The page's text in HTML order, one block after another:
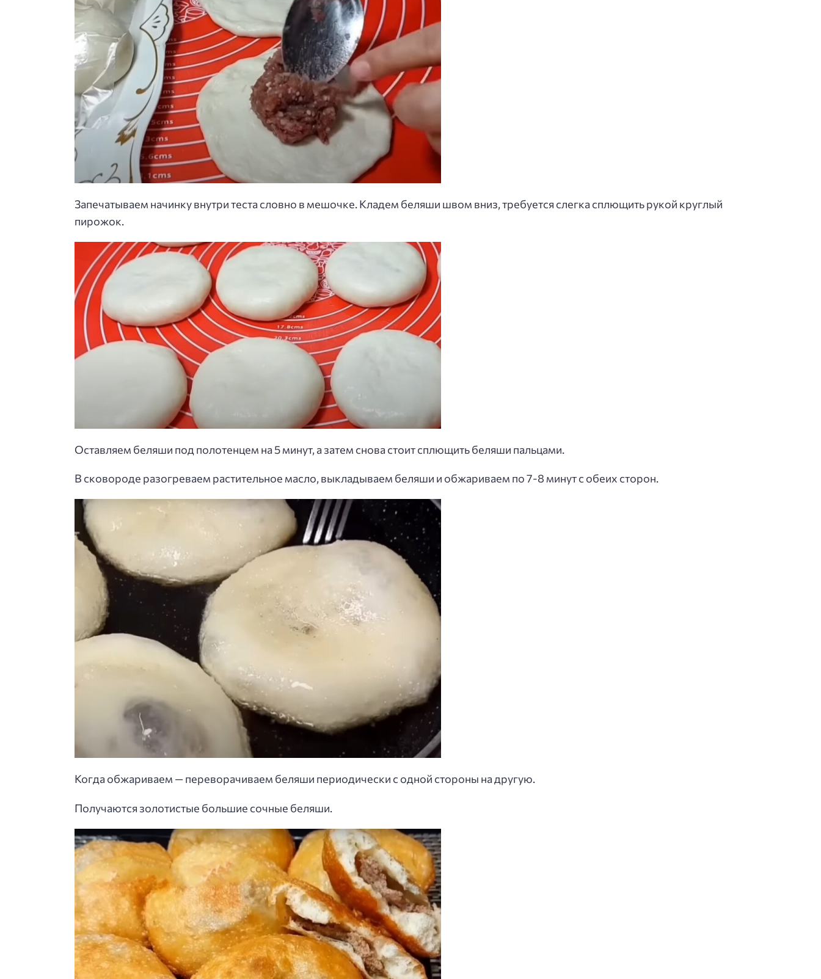
Запечатываем начинку внутри теста словно в мешочке. Кладем беляши швом вниз, требуется слегка сплющить рукой круглый
пирожок.
Оставляем беляши под полотенцем на 5 минут, а затем снова стоит сплющить беляши пальцами.
В сковороде разогреваем растительное масло, выкладываем беляши и обжариваем по 7-8 минут с обеих сторон.
Когда обжариваем — переворачиваем беляши периодически с одной стороны на другую.
Получаются золотистые большие сочные беляши.